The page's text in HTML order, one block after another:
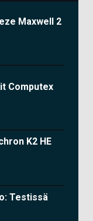
Maxwell 2
Computex
K2 HE
Testissä